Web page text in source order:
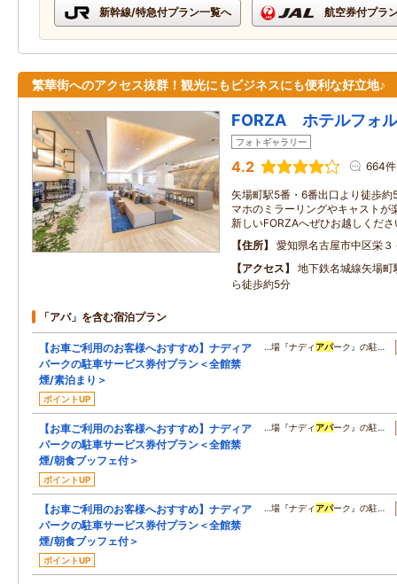
新幹線/特急付プラン一覧へ 航空券付プラ
繁華街へのアクセス抜群！観光にもビジネスにも便利な好立地♪
FORZA ホテルフォ
フォトギャラリー
4.2 664件
矢場町駅5番・6番出口より徒歩
マホのミラーリングやキャストが
新しいFORZAへぜひお越しくださ
住所
愛知県名古屋市中区栄３
アクセス
地下鉄名城線矢場
ら徒歩約5分
「アパ」を含む宿泊プラン
【お車ご利用のお客様へおすすめ】ナディア
パークの駐車サービス券付プラン＜全館禁
煙/素泊まり＞
ポイントUP
…場『ナディ アパーク』の駐…
【お車ご利用のお客様へおすすめ】ナディア
パークの駐車サービス券付プラン＜全館禁
煙/朝食ブッフェ付＞
ポイントUP
…場『ナディ アパーク』の駐…
【お車ご利用のお客様へおすすめ】ナディア
パークの駐車サービス券付プラン＜全館禁
煙/朝食ブッフェ付＞
ポイントUP
…場『ナディ アパーク』の駐…